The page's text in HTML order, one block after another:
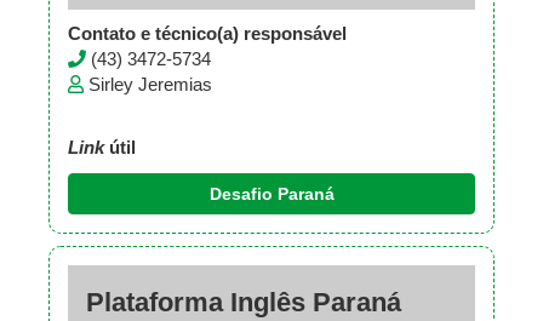
Contato e técnico(a) responsável
(43) 3472-5734
Sirley Jeremias
Linkútil
Desafio Paraná
Plataforma Inglês Paraná